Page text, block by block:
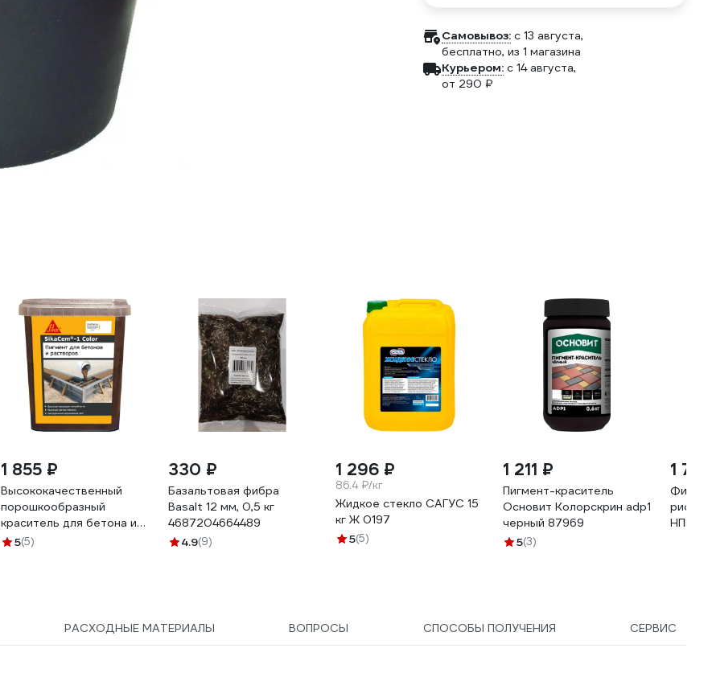
Самовывоз: c 13 августа,
бесплатно, из 1 магазина
Курьером: c 14 августа,
от 290 ₽
1 855 ₽
Высококачественный
порошкообразный
краситель для бетона и
растворов SIKA Cem-1
5(5)
330 ₽
Базальтовая фибра
Basalt 12 мм, 0,5 кг
4687204664489
4.9(9)
1 296 ₽
86.4 ₽/кг
Жидкое стекло САГУС 15
кг Ж 0197
5(5)
1 211 ₽
Пигмент-краситель
Основит Колорскрин adp1
черный 87969
5(3)
1
Фибра
НПП
РАСХОДНЫЕ МАТЕРИАЛЫ ВОПРОСЫ СПОСОБЫ ПОЛУЧЕНИЯ СЕРВИС